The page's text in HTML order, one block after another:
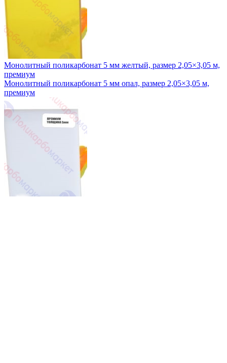
Монолитный поликарбонат 5 мм желтый, размер 2,05×3,05 м,
премиум
Монолитный поликарбонат 5 мм опал, размер 2,05×3,05 м,
премиум